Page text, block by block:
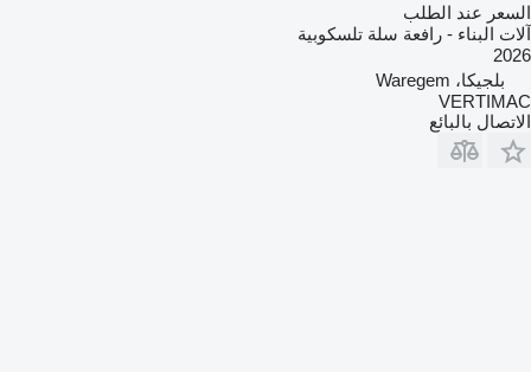
السعر عند الطلب
آلات البناء - رافعة سلة تلسكوبية
2026
بلجيكا، Waregem
VERTIMAC
الاتصال بالبائع